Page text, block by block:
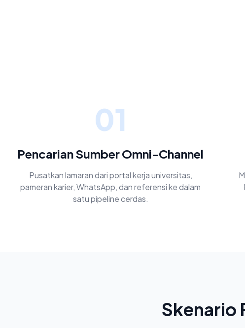
01
Pencarian Sumber Omni-Channel
Pusatkan lamaran dari portal kerja universitas,
pameran karier, WhatsApp, dan referensi ke dalam
satu pipeline cerdas.
Skenario